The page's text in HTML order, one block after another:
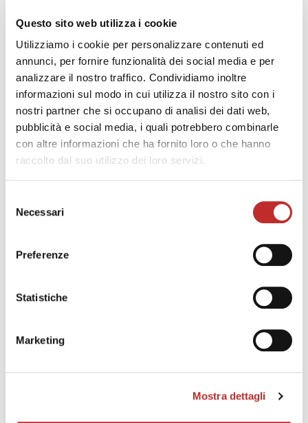
Questo sito web utilizza i cookie
Utilizziamo i cookie per personalizzare contenuti ed
annunci, per fornire funzionalità dei social media e per
analizzare il nostro traffico. Condividiamo inoltre
informazioni sul modo in cui utilizza il nostro sito con i
nostri partner che si occupano di analisi dei dati web,
pubblicità e social media, i quali potrebbero combinarle
con altre informazioni che ha fornito loro o che hanno
raccolto dal suo utilizzo dei loro servizi.
delNecessari
Preferenze
Statistiche
Marketing
Mostra dettagli
Vladimir Čadež, Rajko Meserko, Marjan Trček
Janez Triler, Jože Vidic, Darko Vidic
Janko Volčanšek, Matej Voje
musiche di J. Gallus, H. L. Hassler, F. Poulenc, V.
Miškinis, M. Lauridsen, A. Pärt
Le più grandi pagine della polifonia tardo-
rinascimentale a confronto con quelle dei
maggiori compositori per coro del Novecento. Le
internazionale.